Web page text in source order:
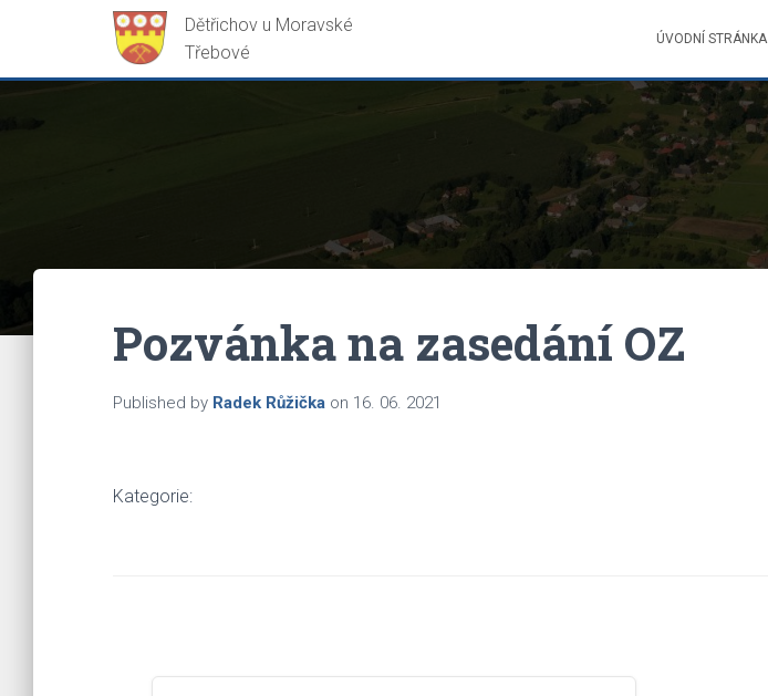
ÚVODNÍ STRÁNKA
Pozvánka na zasedání OZ
Published by Radek Růžička on 16. 06. 2021
Kategorie: